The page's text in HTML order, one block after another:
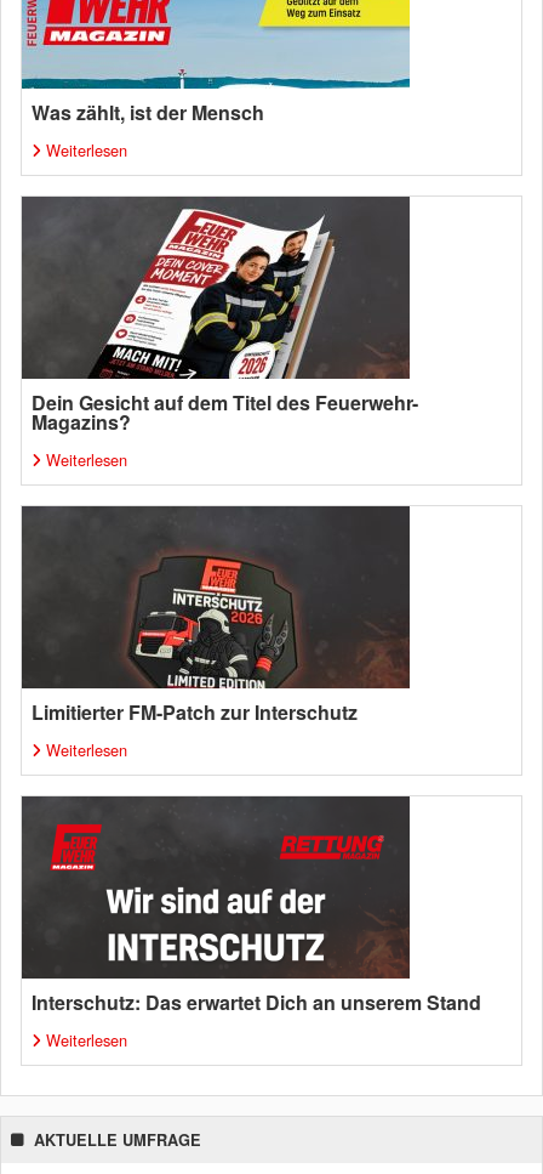
Was zählt, ist der Mensch
Weiterlesen
Dein Gesicht auf dem Titel des Feuerwehr-
Magazins?
Weiterlesen
Limitierter FM-Patch zur Interschutz
Weiterlesen
Interschutz: Das erwartet Dich an unserem Stand
Weiterlesen
AKTUELLE UMFRAGE